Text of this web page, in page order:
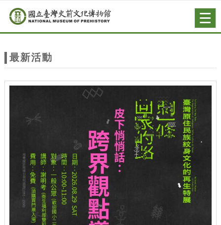
站
主
跳到主要內容
網站導覽
最新活動